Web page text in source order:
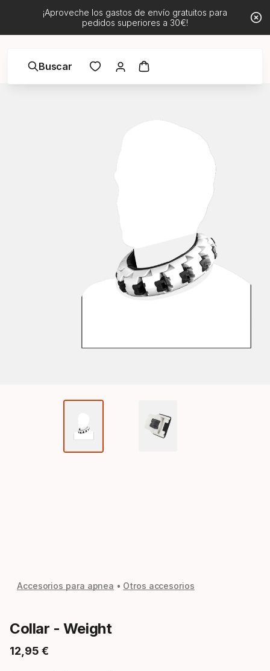
¡Aproveche los gastos de envío gratuitos para
pedidos superiores a 30€!
Buscar
Accesorios para apnea Otros accesorios
Collar - Weight
12 95 €
Precio final